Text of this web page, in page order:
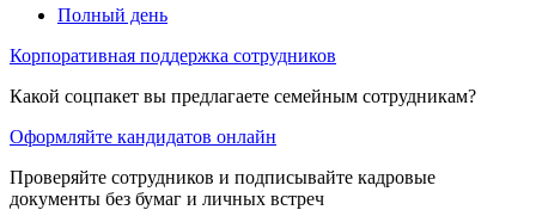
Полный день
Корпоративная поддержка сотрудников
Какой соцпакет вы предлагаете семейным сотрудникам?
Оформляйте кандидатов онлайн
Проверяйте сотрудников и подписывайте кадровые
документы без бумаг и личных встреч